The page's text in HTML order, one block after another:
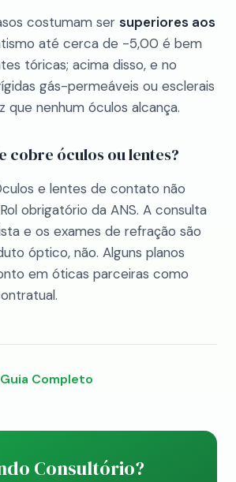
costumam ser superiores aos
até cerca de -5,00 é bem
tóricas; acima disso, e no
gás-permeáveis ou esclerais
que nenhum óculos alcança.
cobre óculos ou lentes?
e lentes de contato não
obrigatório da ANS. A consulta
e os exames de refração são
óptico, não. Alguns planos
em óticas parceiras como
Completo
Consultório?